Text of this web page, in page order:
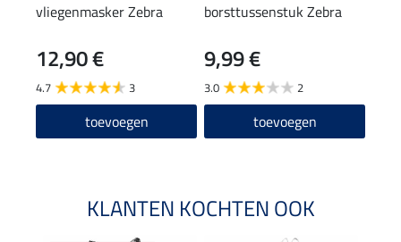
vliegenmasker Zebra
12,90 €
4.7 3
toevoegen
borsttussenstuk Zebra
9,99 €
3.0 2
toevoegen
KLANTEN KOCHTEN OOK